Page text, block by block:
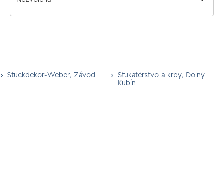
Stuckdekor-Weber, Závod
Štukatérstvo a krby, Dolný
Kubín